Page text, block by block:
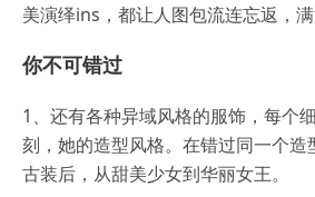
美演绎ins，都让人图包流连忘返，满
你不可错过
1、还有各种异域风格的服饰，每个
刻，她的造型风格。在错过同一个造
古装后，从甜美少女到华丽女王。